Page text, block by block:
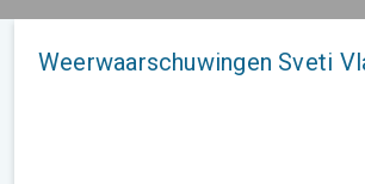
Weerwaarschuwingen Sveti